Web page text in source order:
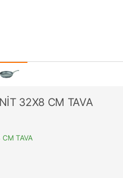
32X8 CM TAVA
TAVA